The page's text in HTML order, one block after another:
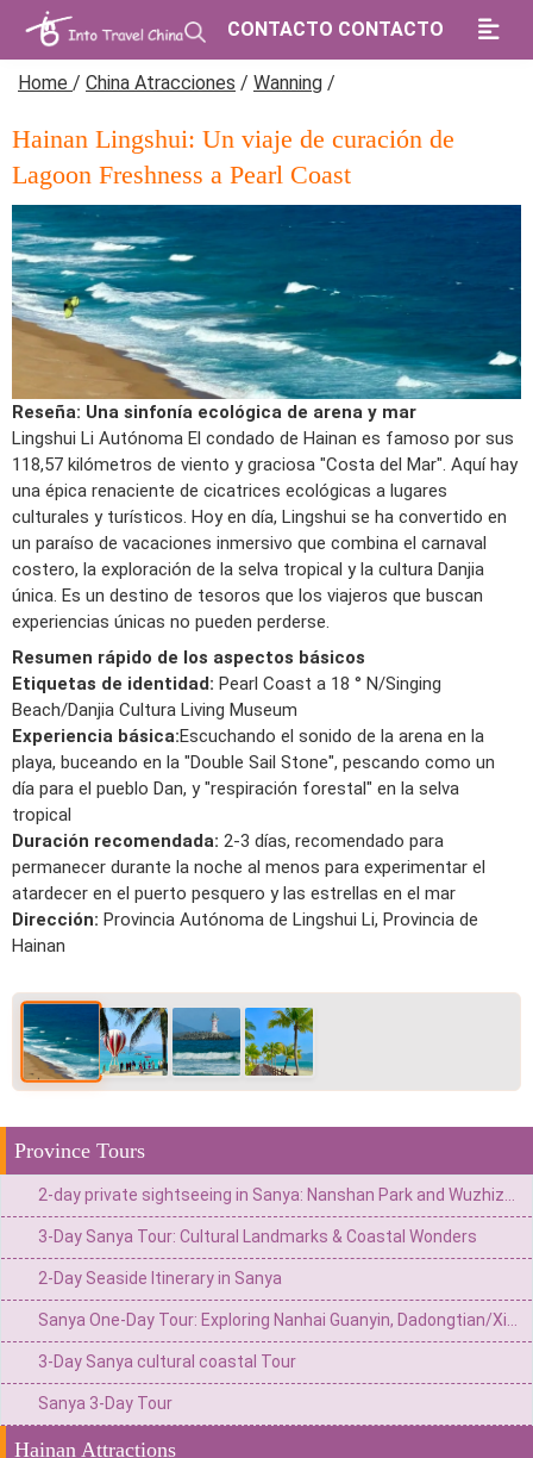
CONTACTO CONTACTO
Home / China Atracciones / Wanning /
Hainan Lingshui: Un viaje de curación de
Lagoon Freshness a Pearl Coast
Reseña: Una sinfonía ecológica de arena y mar
Lingshui Li Autónoma El condado de Hainan es famoso por sus
118,57 kilómetros de viento y graciosa "Costa del Mar". Aquí hay
una épica renaciente de cicatrices ecológicas a lugares
culturales y turísticos. Hoy en día, Lingshui se ha convertido en
un paraíso de vacaciones inmersivo que combina el carnaval
costero, la exploración de la selva tropical y la cultura Danjia
única. Es un destino de tesoros que los viajeros que buscan
experiencias únicas no pueden perderse.
Resumen rápido de los aspectos básicos
Etiquetas de identidad: Pearl Coast a 18 ° N/Singing
Beach/Danjia Cultura Living Museum
Experiencia básica:Escuchando el sonido de la arena en la
playa, buceando en la "Double Sail Stone", pescando como un
día para el pueblo Dan, y "respiración forestal" en la selva
tropical
Duración recomendada: 2-3 días, recomendado para
permanecer durante la noche al menos para experimentar el
atardecer en el puerto pesquero y las estrellas en el mar
Dirección: Provincia Autónoma de Lingshui Li, Provincia de
Hainan
Province Tours
3-Day Sanya Tour: Cultural Landmarks & Coastal Wonders
2-Day Seaside Itinerary in Sanya
3-Day Sanya cultural coastal Tour
Sanya 3-Day Tour
Hainan Attractions